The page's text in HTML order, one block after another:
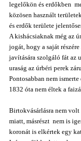
legelőkön és erdőkben
közösen használt
és erdők területe
A kishácsiaknak még az
jogát, hogy a saját
javítására szolgáló fát az
uraság az úrbéri perek
Pontosabban nem
1832 óta nem éltek a
Birtokvásárlásra nem volt
miatt, másrészt nem is
koronát is elkértek egy